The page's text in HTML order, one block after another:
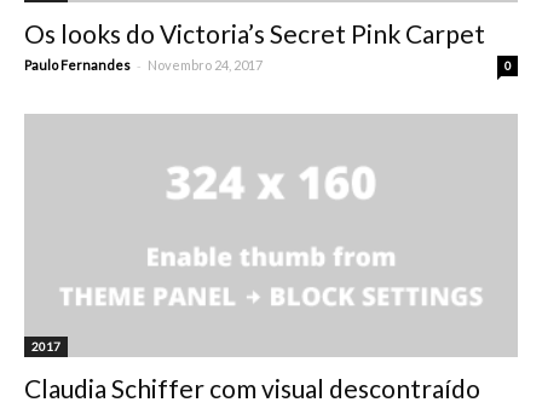
Os looks do Victoria’s Secret Pink Carpet
Paulo Fernandes - Novembro 24, 2017 0
2017
Claudia Schiffer com visual descontraído